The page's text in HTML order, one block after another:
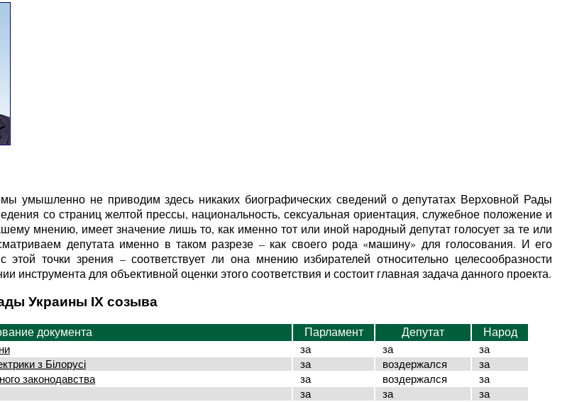
умышленно не приводим здесь никаких биографических сведений о депутатах Верховной Рады
со страниц желтой прессы, национальность, сексуальная ориентация, служебное положение и
мнению, имеет значение лишь то, как именно тот или иной народный депутат голосует за те или
депутата именно в таком разрезе – как своего рода «машину» для голосования. И его
точки зрения – соответствует ли она мнению избирателей относительно целесообразности
инструмента для объективной оценки этого соответствия и состоит главная задача данного проекта.
Украины IX созыва
документа Парламент Депутат
Народ
за за
за
з Білорусі за воздержался
за
законодавства за воздержался
за
за за
за